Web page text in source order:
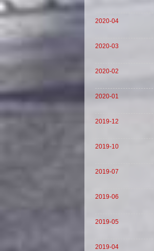
2020-04
2020-03
2020-02
2020-01
2019-12
2019-10
2019-07
2019-06
2019-05
2019-04